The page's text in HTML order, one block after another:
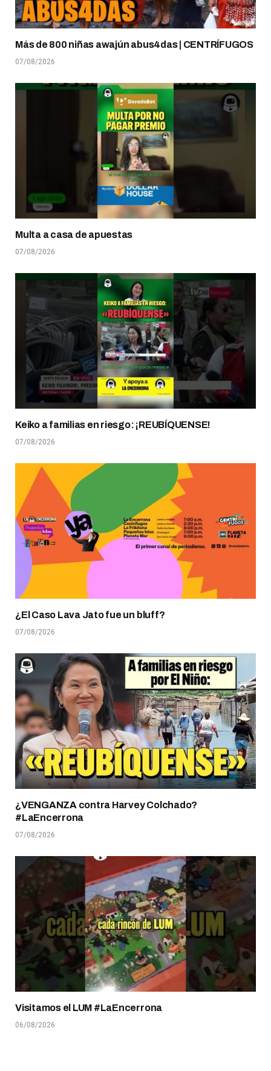
Más de 800 niñas awajún abus4das | CENTRÍFUGOS
07/08/2026
Multa a casa de apuestas
07/08/2026
Keiko a familias en riesgo: ¡REUBÍQUENSE!
07/08/2026
¿El Caso Lava Jato fue un bluff?
07/08/2026
¿VENGANZA contra Harvey Colchado?
#LaEncerrona
07/08/2026
Visitamos el LUM #LaEncerrona
06/08/2026